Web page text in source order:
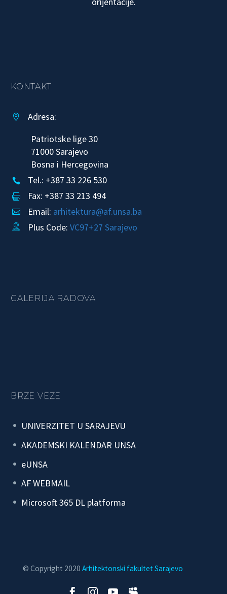
KONTAKT


Adresa:
Patriotske lige 30
71000 Sarajevo
Bosna i Hercegovina

 Tel.: +387 33 226 530

 Fax: +387 33 213 494

 Email: arhitektura@af.unsa.ba

 Plus Code: VC97+27 Sarajevo
GALERIJA RADOVA
BRZE VEZE
UNIVERZITET U SARAJEVU
AKADEMSKI KALENDAR UNSA
eUNSA
AF WEBMAIL
Microsoft 365 DL platforma
© Copyright 2020 Arhitektonski fakultet Sarajevo